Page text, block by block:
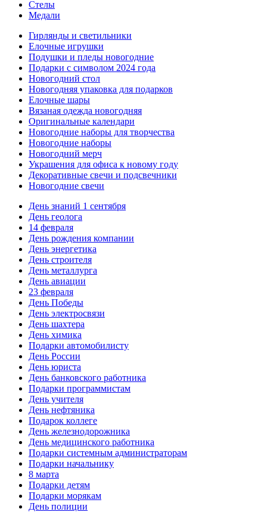
Стелы
Медали
Гирлянды и светильники
Елочные игрушки
Подушки и пледы новогодние
Подарки с символом 2024 года
Новогодний стол
Новогодняя упаковка для подарков
Елочные шары
Вязаная одежда новогодняя
Оригинальные календари
Новогодние наборы для творчества
Новогодние наборы
Новогодний мерч
Украшения для офиса к новому году
Декоративные свечи и подсвечники
Новогодние свечи
День знаний 1 сентября
День геолога
14 февраля
День рождения компании
День энергетика
День строителя
День металлурга
День авиации
23 февраля
День Победы
День электросвязи
День шахтера
День химика
Подарки автомобилисту
День России
День юриста
День банковского работника
Подарки программистам
День учителя
День нефтяника
Подарок коллеге
День железнодорожника
День медицинского работника
Подарки системным администраторам
Подарки начальнику
8 марта
Подарки детям
Подарки морякам
День полиции